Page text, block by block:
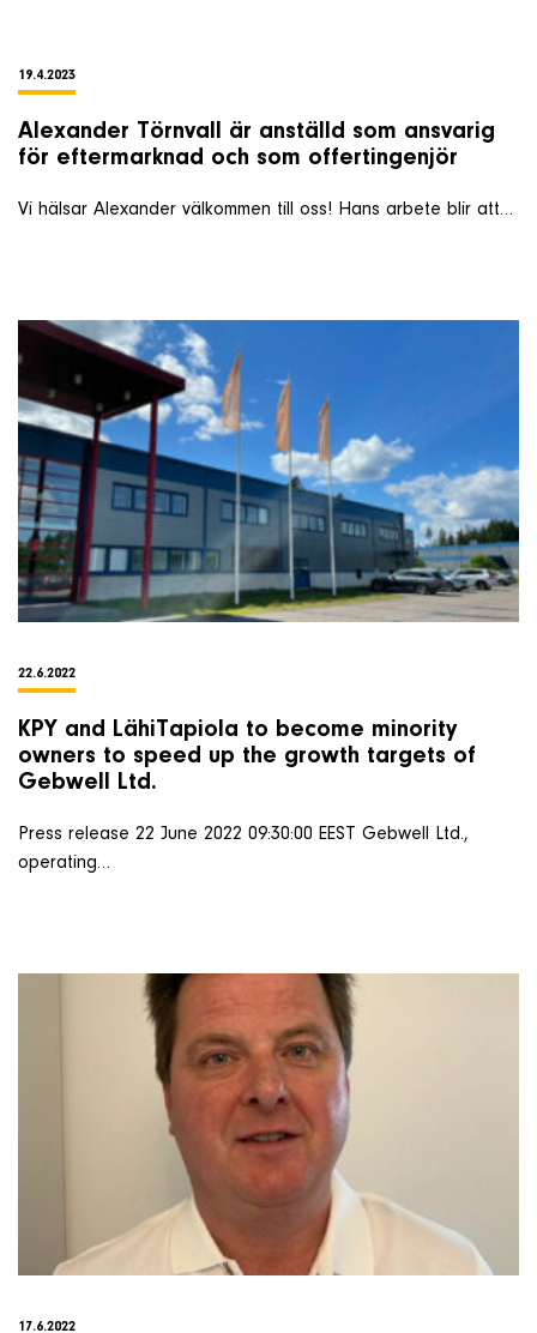
19.4.2023
Alexander Törnvall är anställd som ansvarig
för eftermarknad och som offertingenjör
Vi hälsar Alexander välkommen till oss! Hans arbete blir att…
22.6.2022
KPY and LähiTapiola to become minority
owners to speed up the growth targets of
Gebwell Ltd.
Press release 22 June 2022 09:30:00 EEST Gebwell Ltd.,
operating…
17.6.2022